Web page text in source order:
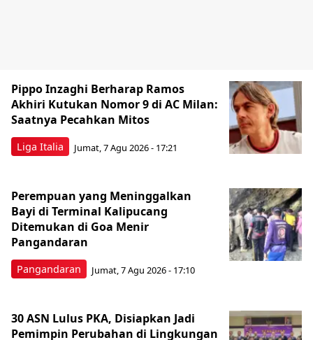
Liga Italia
Pippo Inzaghi Berharap Ramos
Akhiri Kutukan Nomor 9 di AC Milan:
Saatnya Pecahkan Mitos
Jumat, 7 Agu 2026 - 17:21
Pangandaran
Perempuan yang Meninggalkan
Bayi di Terminal Kalipucang
Ditemukan di Goa Menir
Pangandaran
Jumat, 7 Agu 2026 - 17:10
30 ASN Lulus PKA, Disiapkan Jadi
Pemimpin Perubahan di Lingkungan